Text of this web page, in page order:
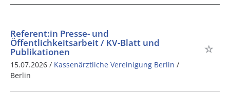
Referent:in Presse- und
Öffentlichkeitsarbeit / KV-Blatt und
Publikationen
15.07.2026 / Kassenärztliche Vereinigung Berlin /
Berlin